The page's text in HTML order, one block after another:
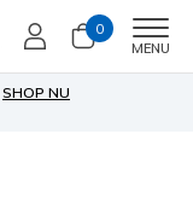
0
MENU
SHOP NU